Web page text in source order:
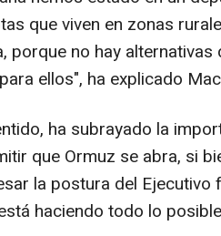
que viven en zonas
porque no hay
ellos", ha explicado
ha subrayado la
que Ormuz se abra, si
la postura del Ejecutivo
haciendo todo lo